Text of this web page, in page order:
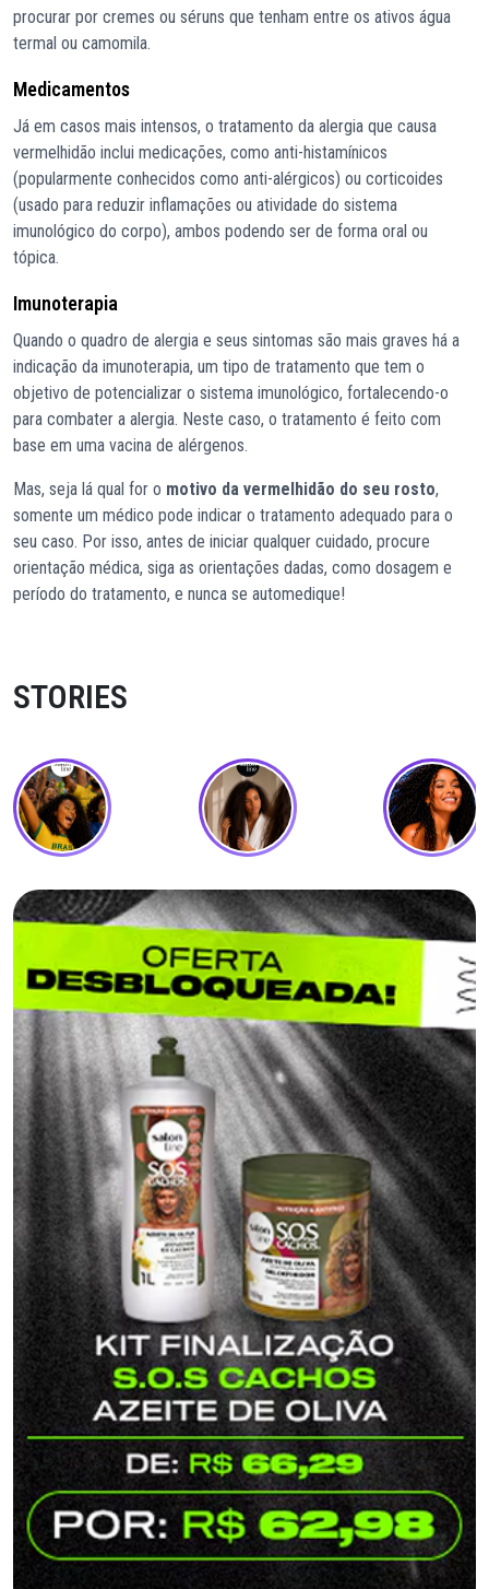
procurar por cremes ou séruns que tenham entre os ativos água
termal ou camomila.
Medicamentos
Já em casos mais intensos, o tratamento da alergia que causa
vermelhidão inclui medicações, como anti-histamínicos
(popularmente conhecidos como anti-alérgicos) ou corticoides
(usado para reduzir inflamações ou atividade do sistema
imunológico do corpo), ambos podendo ser de forma oral ou
tópica.
Imunoterapia
Quando o quadro de alergia e seus sintomas são mais graves há a
indicação da imunoterapia, um tipo de tratamento que tem o
objetivo de potencializar o sistema imunológico, fortalecendo-o
para combater a alergia. Neste caso, o tratamento é feito com
base em uma vacina de alérgenos.
Mas, seja lá qual for o motivo da vermelhidão do seu rosto,
somente um médico pode indicar o tratamento adequado para o
seu caso. Por isso, antes de iniciar qualquer cuidado, procure
orientação médica, siga as orientações dadas, como dosagem e
período do tratamento, e nunca se automedique!
STORIES